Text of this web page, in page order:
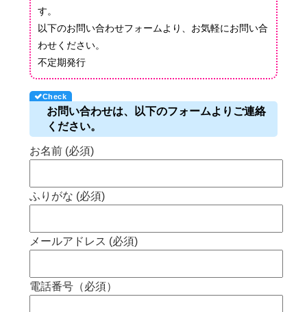
す。
以下のお問い合わせフォームより、お気軽にお問い合
わせください。
不定期発行
お問い合わせは、以下のフォームよりご連絡
ください。
お名前 (必須)
ふりがな (必須)
メールアドレス (必須)
電話番号（必須）